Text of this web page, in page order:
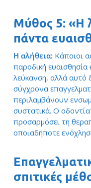
Μύθος 5: «Η
πάντα
Η αλήθεια: Κάποιοι
παροδική ευαισθησία
λεύκανση, αλλά αυτό
σύγχρονα
περιλαμβάνουν
συστατικά. Ο
προσαρμόσει τη
οποιαδήποτε
σπιτικές